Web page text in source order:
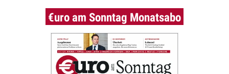
€uro am Sonntag Monatsabo